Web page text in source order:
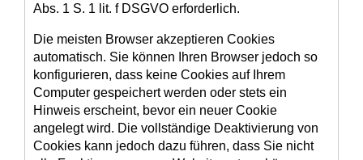
Abs. 1 S. 1 lit. f DSGVO erforderlich.
Die meisten Browser akzeptieren Cookies
automatisch. Sie können Ihren Browser jedoch so
konfigurieren, dass keine Cookies auf Ihrem
Computer gespeichert werden oder stets ein
Hinweis erscheint, bevor ein neuer Cookie
angelegt wird. Die vollständige Deaktivierung von
Cookies kann jedoch dazu führen, dass Sie nicht